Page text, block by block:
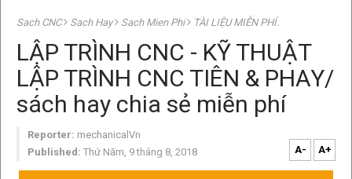
Sach CNC Sach Hay Sach Mien Phi TÀI LIỆU MIỄN PHÍ.
LẬP TRÌNH CNC - KỸ THUẬT
LẬP TRÌNH CNC TIÊN & PHAY/
sách hay chia sẻ miễn phí
Reporter: mechanicalVn
Published: Thứ Năm, 9 tháng 8, 2018 A- A+